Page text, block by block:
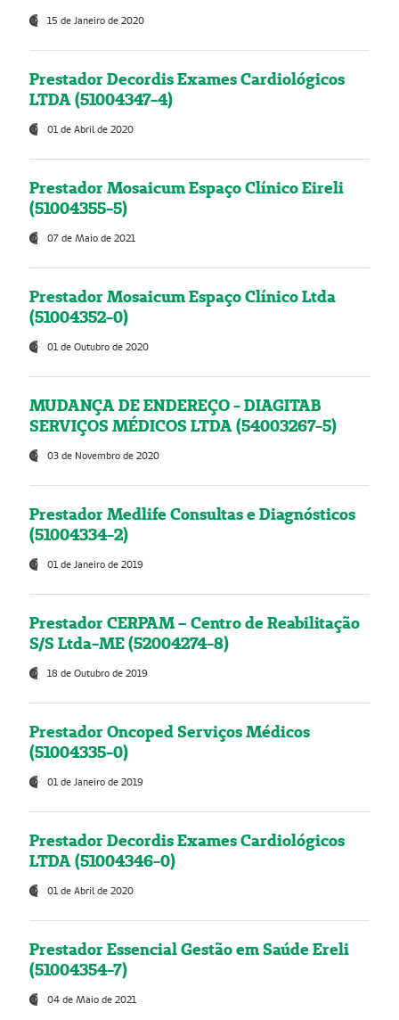
15 de Janeiro de 2020
Prestador Decordis Exames Cardiológicos
LTDA (51004347-4)
01 de Abril de 2020
Prestador Mosaicum Espaço Clínico Eireli
(51004355-5)
07 de Maio de 2021
Prestador Mosaicum Espaço Clínico Ltda
(51004352-0)
01 de Outubro de 2020
MUDANÇA DE ENDEREÇO - DIAGITAB
SERVIÇOS MÉDICOS LTDA (54003267-5)
03 de Novembro de 2020
Prestador Medlife Consultas e Diagnósticos
(51004334-2)
01 de Janeiro de 2019
Prestador CERPAM – Centro de Reabilitação
S/S Ltda-ME (52004274-8)
18 de Outubro de 2019
Prestador Oncoped Serviços Médicos
(51004335-0)
01 de Janeiro de 2019
Prestador Decordis Exames Cardiológicos
LTDA (51004346-0)
01 de Abril de 2020
Prestador Essencial Gestão em Saúde Ereli
(51004354-7)
04 de Maio de 2021